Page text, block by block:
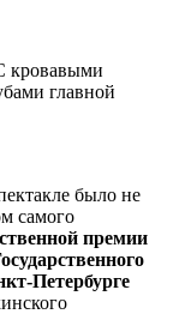
кровавыми
главной
было не
самого
премии
Петербурге